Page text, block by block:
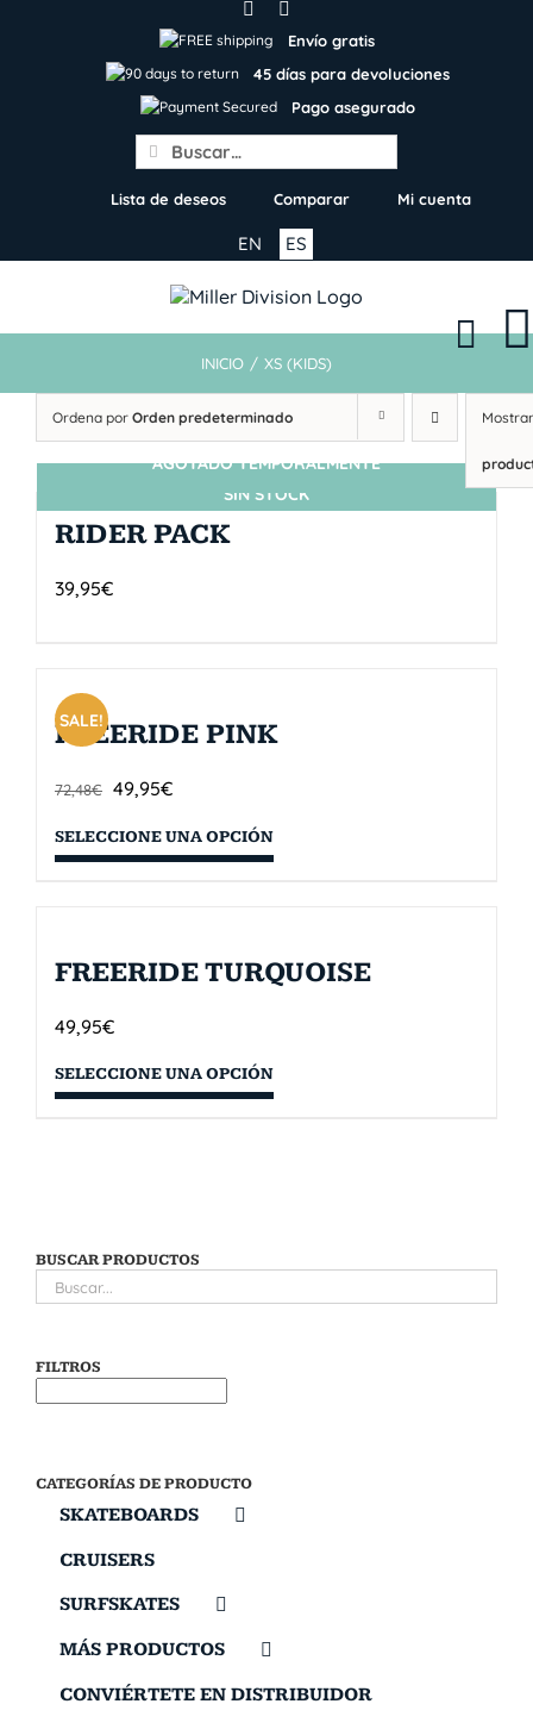
Envío gratis
45 días para devoluciones
Pago asegurado
Search
for:
Lista de deseos Comparar Mi cuenta
ES
EN
INICIO / XS (KIDS)
Ordena por Orden predeterminado
SIN STOCK
AGOTADO TEMPORALMENTE
RIDER PACK
39,95€
SALE!
FREERIDE PINK
72,48€ 49,95€
SELECCIONE UNA OPCIÓN
FREERIDE TURQUOISE
49,95€
SELECCIONE UNA OPCIÓN
BUSCAR PRODUCTOS
FILTROS
CATEGORÍAS DE PRODUCTO
SKATEBOARDS
CRUISERS
SURFSKATES
MÁS PRODUCTOS
CONVIÉRTETE EN DISTRIBUIDOR